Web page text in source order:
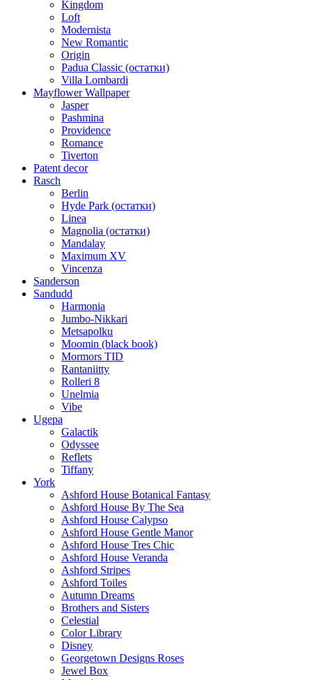
Kingdom
Loft
Modernista
New Romantic
Origin
Padua Classic (остатки)
Villa Lombardi
Mayflower Wallpaper
Jasper
Pashmina
Providence
Romance
Tiverton
Patent decor
Rasch
Berlin
Hyde Park (остатки)
Linea
Magnolia (остатки)
Mandalay
Maximum XV
Vincenza
Sanderson
Sandudd
Harmonia
Jumbo-Nikkari
Metsapolku
Moomin (black book)
Mormors TID
Rantaniitty
Rolleri 8
Unelmia
Vibe
Ugepa
Galactik
Odyssee
Reflets
Tiffany
York
Ashford House Botanical Fantasy
Ashford House By The Sea
Ashford House Calypso
Ashford House Gentle Manor
Ashford House Tres Chic
Ashford House Veranda
Ashford Stripes
Ashford Toiles
Autumn Dreams
Brothers and Sisters
Celestial
Color Library
Disney
Georgetown Designs Roses
Jewel Box